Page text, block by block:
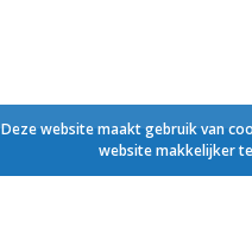
Deze website maakt gebruik van
website makkelijker